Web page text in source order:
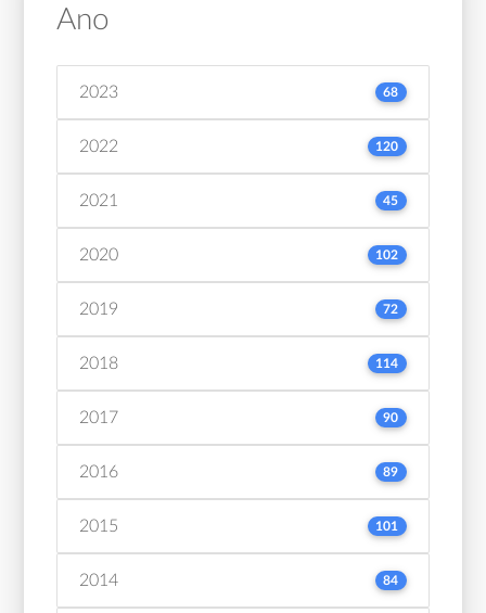
Ano
2023 68
2022 120
2021 45
2020 102
2019 72
2018 114
2017 90
2016 89
2015 101
2014 84